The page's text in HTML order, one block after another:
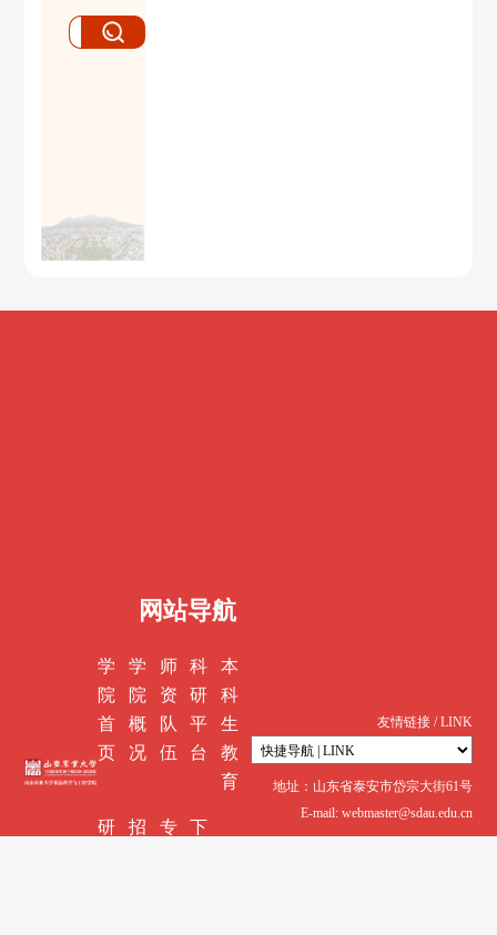
网站导航
学
院
首
页
学
院
概
况
师
资
队
伍
科
研
平
台
本
科
生
教
育
研
招
专
下
友情链接 / LINK
地址：山东省泰安市岱宗大街61号
E-mail: webmaster@sdau.edu.cn